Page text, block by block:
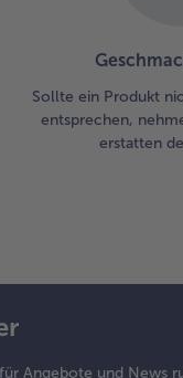
Sollte ein Produkt
entsprechen,
erstatten
Angebote und News